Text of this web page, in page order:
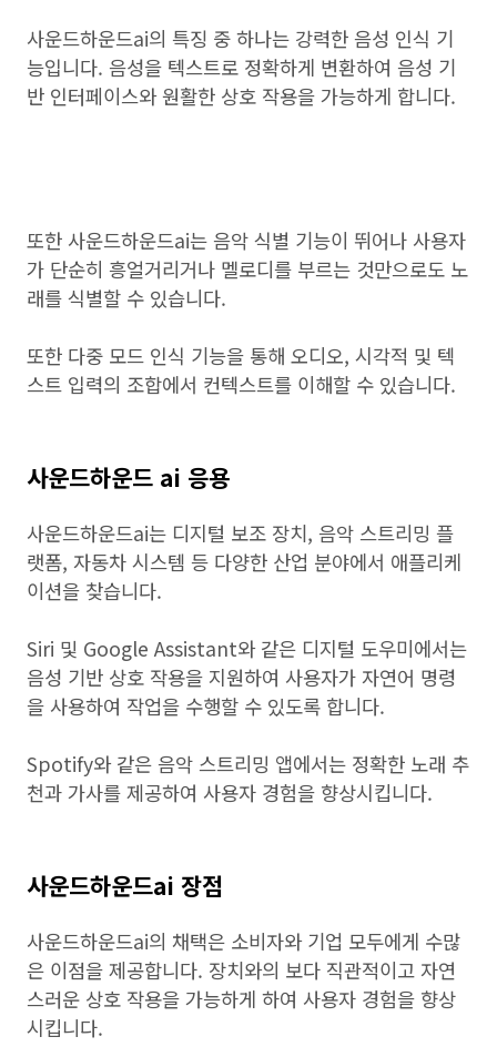
사운드하운드ai의 특징 중 하나는 강력한 음성 인식 기
능입니다. 음성을 텍스트로 정확하게 변환하여 음성 기
반 인터페이스와 원활한 상호 작용을 가능하게 합니다.
또한 사운드하운드ai는 음악 식별 기능이 뛰어나 사용자
가 단순히 흥얼거리거나 멜로디를 부르는 것만으로도 노
래를 식별할 수 있습니다.
또한 다중 모드 인식 기능을 통해 오디오, 시각적 및 텍
스트 입력의 조합에서 컨텍스트를 이해할 수 있습니다.
사운드하운드 ai 응용
사운드하운드ai는 디지털 보조 장치, 음악 스트리밍 플
랫폼, 자동차 시스템 등 다양한 산업 분야에서 애플리케
이션을 찾습니다.
Siri 및 Google Assistant와 같은 디지털 도우미에서는
음성 기반 상호 작용을 지원하여 사용자가 자연어 명령
을 사용하여 작업을 수행할 수 있도록 합니다.
Spotify와 같은 음악 스트리밍 앱에서는 정확한 노래 추
천과 가사를 제공하여 사용자 경험을 향상시킵니다.
사운드하운드ai 장점
사운드하운드ai의 채택은 소비자와 기업 모두에게 수많
은 이점을 제공합니다. 장치와의 보다 직관적이고 자연
스러운 상호 작용을 가능하게 하여 사용자 경험을 향상
시킵니다.